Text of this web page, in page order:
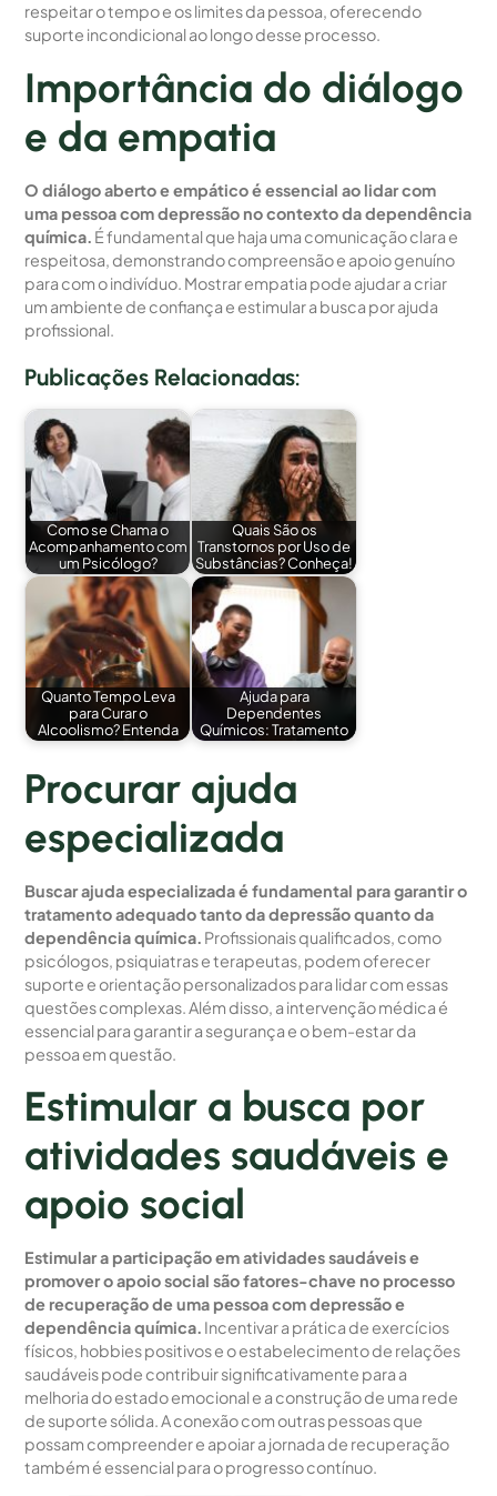
respeitar o tempo e os limites da pessoa, oferecendo
suporte incondicional ao longo desse processo.
Importância do diálogo
e da empatia
O diálogo aberto e empático é essencial ao lidar com
uma pessoa com depressão no contexto da dependência
química. É fundamental que haja uma comunicação clara e
respeitosa, demonstrando compreensão e apoio genuíno
para com o indivíduo. Mostrar empatia pode ajudar a criar
um ambiente de confiança e estimular a busca por ajuda
profissional.
Publicações Relacionadas:
Como se Chama o
Acompanhamento com
um Psicólogo?
Quais São os
Transtornos por Uso de
Substâncias? Conheça!
Quanto Tempo Leva
para Curar o
Alcoolismo? Entenda
Ajuda para
Dependentes
Químicos: Tratamento
Procurar ajuda
especializada
Buscar ajuda especializada é fundamental para garantir o
tratamento adequado tanto da depressão quanto da
dependência química. Profissionais qualificados, como
psicólogos, psiquiatras e terapeutas, podem oferecer
suporte e orientação personalizados para lidar com essas
questões complexas. Além disso, a intervenção médica é
essencial para garantir a segurança e o bem-estar da
pessoa em questão.
Estimular a busca por
atividades saudáveis e
apoio social
Estimular a participação em atividades saudáveis e
promover o apoio social são fatores-chave no processo
de recuperação de uma pessoa com depressão e
dependência química. Incentivar a prática de exercícios
físicos, hobbies positivos e o estabelecimento de relações
saudáveis pode contribuir significativamente para a
melhoria do estado emocional e a construção de uma rede
de suporte sólida. A conexão com outras pessoas que
possam compreender e apoiar a jornada de recuperação
também é essencial para o progresso contínuo.